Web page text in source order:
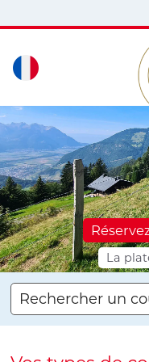
La
Rechercher un